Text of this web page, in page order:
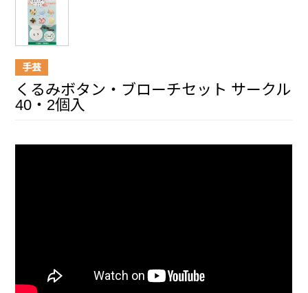
手芸
くるみボタン・ブローチセット サークル
40・2個入